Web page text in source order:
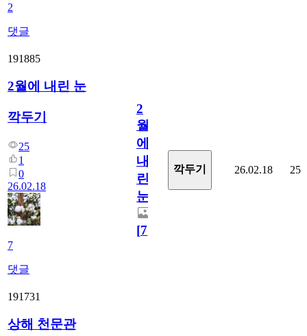
2
댓글
191885
2월에 내린 눈
깍두기
25
1
0
26.02.18
7
댓글
2
월
에
내
린
눈
[7]
깍두기 26.02.18 25
191731
상해 천문관